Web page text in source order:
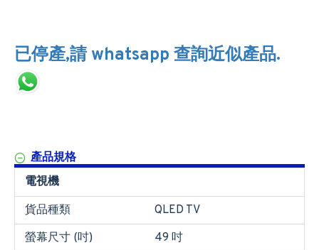
已停產,請 whatsapp 查詢近似產品.
產品規格
電視機
貨品種類
QLED TV
螢幕尺寸 (吋)
49 吋